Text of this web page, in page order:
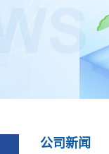
公司新闻